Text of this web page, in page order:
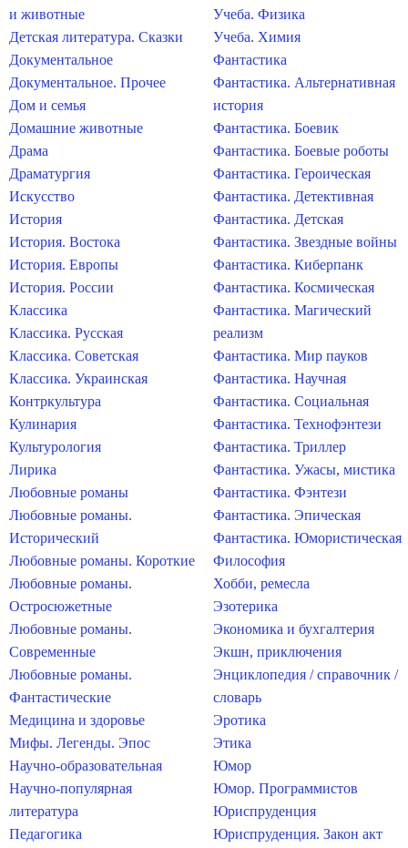
и животные
Детская литература. Сказки
Документальное
Документальное. Прочее
Дом и семья
Домашние животные
Драма
Драматургия
Искусство
История
История. Востока
История. Европы
История. России
Классика
Классика. Русская
Классика. Советская
Классика. Украинская
Контркультура
Кулинария
Культурология
Лирика
Любовные романы
Любовные романы.
Исторический
Любовные романы. Короткие
Любовные романы.
Остросюжетные
Любовные романы.
Современные
Любовные романы.
Фантастические
Медицина и здоровье
Мифы. Легенды. Эпос
Научно-образовательная
Научно-популярная
литература
Педагогика
Учеба. Физика
Учеба. Химия
Фантастика
Фантастика. Альтернативная
история
Фантастика. Боевик
Фантастика. Боевые роботы
Фантастика. Героическая
Фантастика. Детективная
Фантастика. Детская
Фантастика. Звездные войны
Фантастика. Киберпанк
Фантастика. Космическая
Фантастика. Магический
реализм
Фантастика. Мир пауков
Фантастика. Научная
Фантастика. Социальная
Фантастика. Технофэнтези
Фантастика. Триллер
Фантастика. Ужасы, мистика
Фантастика. Фэнтези
Фантастика. Эпическая
Фантастика. Юмористическая
Философия
Хобби, ремесла
Эзотерика
Экономика и бухгалтерия
Экшн, приключения
Энциклопедия / справочник /
словарь
Эротика
Этика
Юмор
Юмор. Программистов
Юриспруденция
Юриспруденция. Закон акт